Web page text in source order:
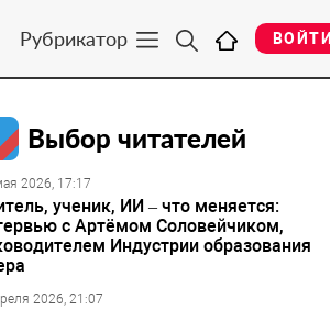
Рубрикатор ВОЙТИ
Выбор читателей
2026, 17:17
ученик, ИИ – что меняется:
с Артёмом Соловейчиком,
Индустрии образования
2026, 21:07